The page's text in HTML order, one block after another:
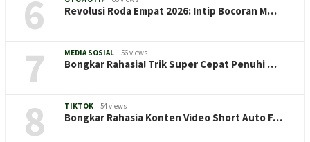
6 Revolusi Roda Empat 2026: Intip Bocoran M…
7 MEDIA SOSIAL 56 views
Bongkar Rahasia! Trik Super Cepat Penuhi …
8 TIKTOK 54 views
Bongkar Rahasia Konten Video Short Auto F…